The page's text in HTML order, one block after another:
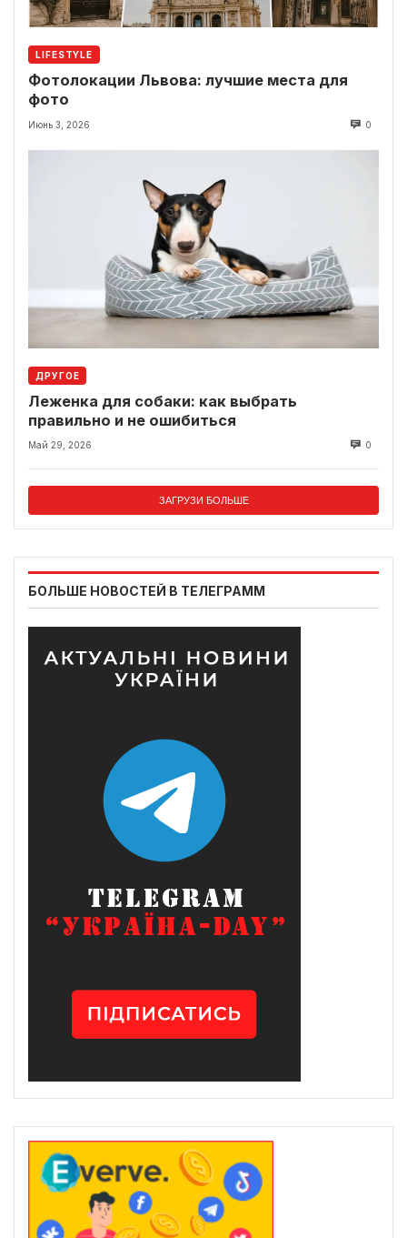
LIFESTYLE
Фотолокации Львова: лучшие места для
фото
Июнь 3, 2026 0
ДРУГОЕ
Леженка для собаки: как выбрать
правильно и не ошибиться
Май 29, 2026 0
ЗАГРУЗИ БОЛЬШЕ
БОЛЬШЕ НОВОСТЕЙ В ТЕЛЕГРАММ